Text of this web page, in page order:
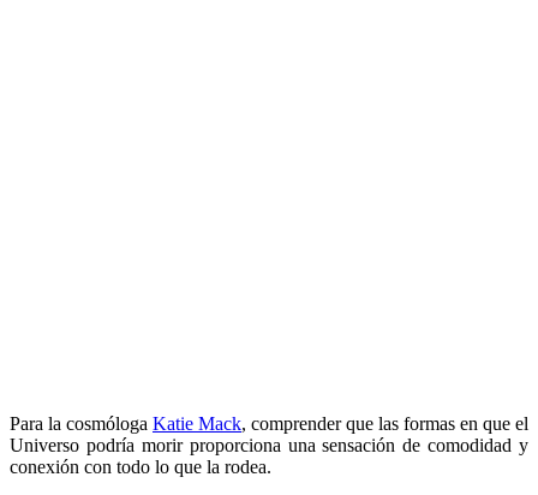
Para la cosmóloga Katie Mack, comprender que las formas en que el
Universo podría morir proporciona una sensación de comodidad y
conexión con todo lo que la rodea.